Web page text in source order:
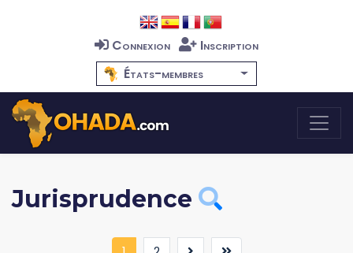
Connexion
Inscription
États-membres
Jurisprudence